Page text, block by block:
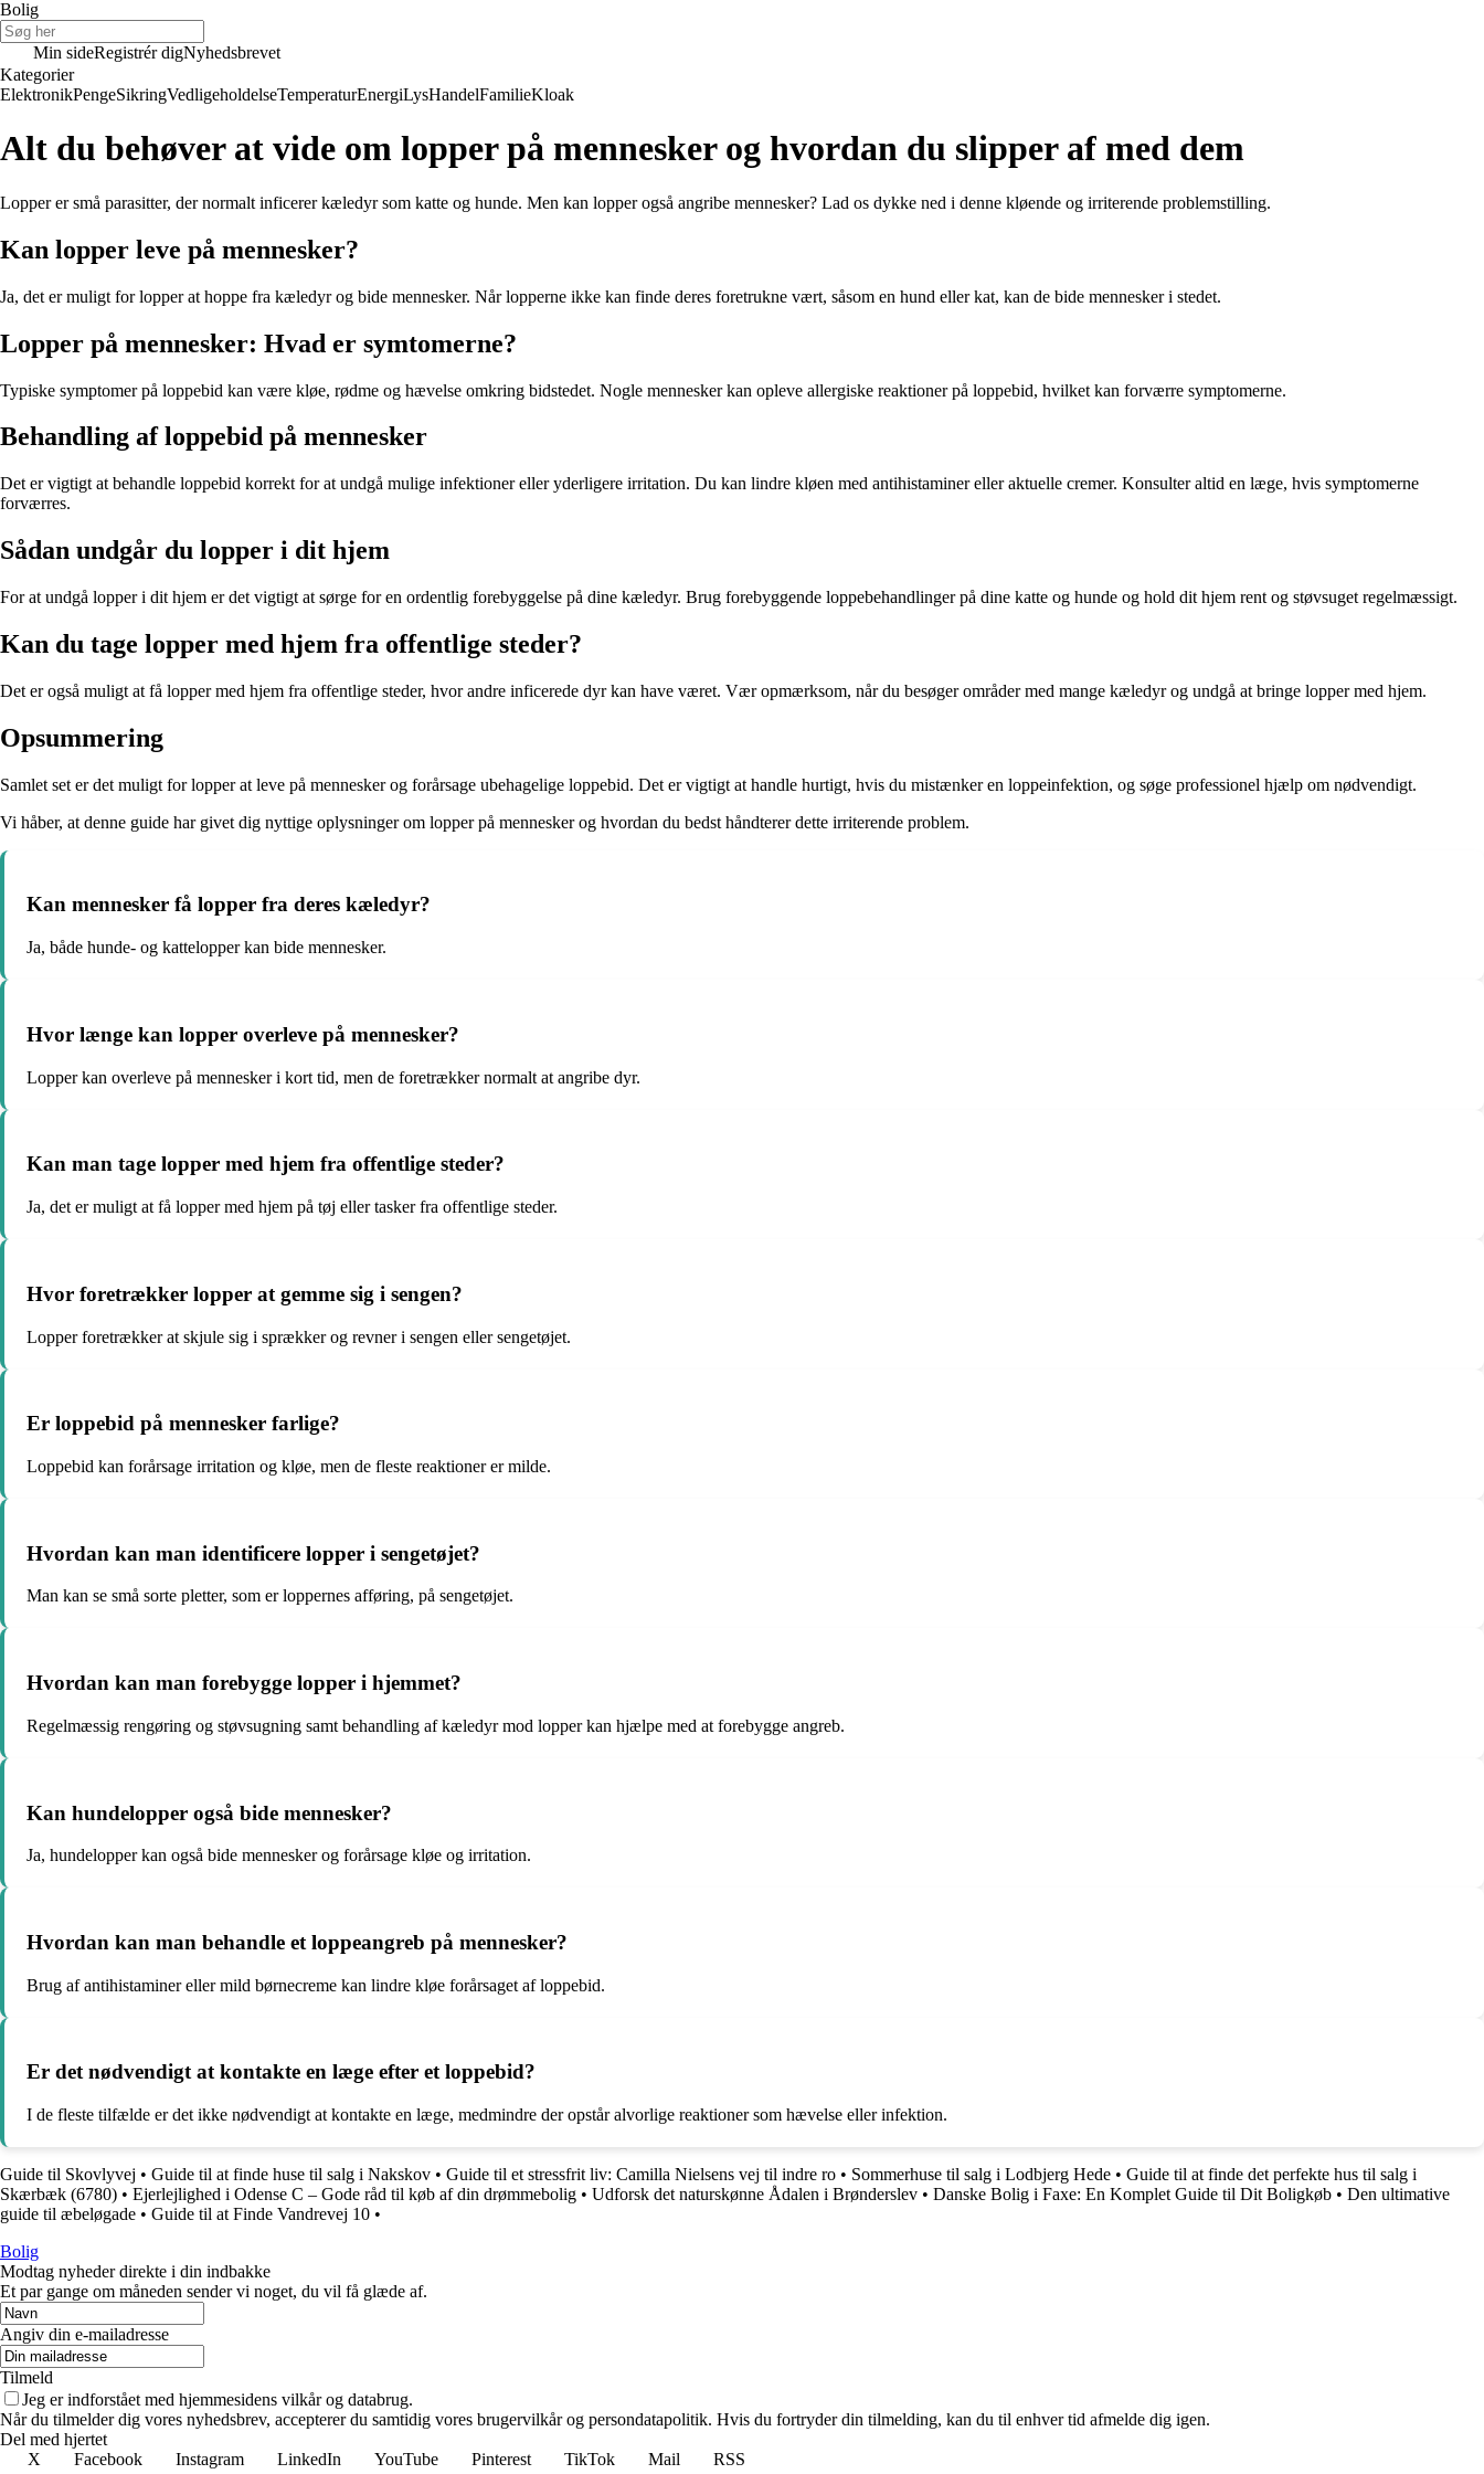
Bolig
Min sideRegistrér digNyhedsbrevet
Kategorier
ElektronikPengeSikringVedligeholdelseTemperaturEnergiLysHandelFamilieKloak
Alt du behøver at vide om lopper på mennesker og hvordan du slipper af med dem
Lopper er små parasitter, der normalt inficerer kæledyr som katte og hunde. Men kan lopper også angribe mennesker? Lad os dykke ned i denne kløende og irriterende problemstilling.
Kan lopper leve på mennesker?
Ja, det er muligt for lopper at hoppe fra kæledyr og bide mennesker. Når lopperne ikke kan finde deres foretrukne vært, såsom en hund eller kat, kan de bide mennesker i stedet.
Lopper på mennesker: Hvad er symtomerne?
Typiske symptomer på loppebid kan være kløe, rødme og hævelse omkring bidstedet. Nogle mennesker kan opleve allergiske reaktioner på loppebid, hvilket kan forværre symptomerne.
Behandling af loppebid på mennesker
Det er vigtigt at behandle loppebid korrekt for at undgå mulige infektioner eller yderligere irritation. Du kan lindre kløen med antihistaminer eller aktuelle cremer. Konsulter altid en læge, hvis symptomerne
forværres.
Sådan undgår du lopper i dit hjem
For at undgå lopper i dit hjem er det vigtigt at sørge for en ordentlig forebyggelse på dine kæledyr. Brug forebyggende loppebehandlinger på dine katte og hunde og hold dit hjem rent og støvsuget regelmæssigt.
Kan du tage lopper med hjem fra offentlige steder?
Det er også muligt at få lopper med hjem fra offentlige steder, hvor andre inficerede dyr kan have været. Vær opmærksom, når du besøger områder med mange kæledyr og undgå at bringe lopper med hjem.
Opsummering
Samlet set er det muligt for lopper at leve på mennesker og forårsage ubehagelige loppebid. Det er vigtigt at handle hurtigt, hvis du mistænker en loppeinfektion, og søge professionel hjælp om nødvendigt.
Vi håber, at denne guide har givet dig nyttige oplysninger om lopper på mennesker og hvordan du bedst håndterer dette irriterende problem.
Kan mennesker få lopper fra deres kæledyr?
Ja, både hunde- og kattelopper kan bide mennesker.
Hvor længe kan lopper overleve på mennesker?
Lopper kan overleve på mennesker i kort tid, men de foretrækker normalt at angribe dyr.
Kan man tage lopper med hjem fra offentlige steder?
Ja, det er muligt at få lopper med hjem på tøj eller tasker fra offentlige steder.
Hvor foretrækker lopper at gemme sig i sengen?
Lopper foretrækker at skjule sig i sprækker og revner i sengen eller sengetøjet.
Er loppebid på mennesker farlige?
Loppebid kan forårsage irritation og kløe, men de fleste reaktioner er milde.
Hvordan kan man identificere lopper i sengetøjet?
Man kan se små sorte pletter, som er loppernes afføring, på sengetøjet.
Hvordan kan man forebygge lopper i hjemmet?
Regelmæssig rengøring og støvsugning samt behandling af kæledyr mod lopper kan hjælpe med at forebygge angreb.
Kan hundelopper også bide mennesker?
Ja, hundelopper kan også bide mennesker og forårsage kløe og irritation.
Hvordan kan man behandle et loppeangreb på mennesker?
Brug af antihistaminer eller mild børnecreme kan lindre kløe forårsaget af loppebid.
Er det nødvendigt at kontakte en læge efter et loppebid?
I de fleste tilfælde er det ikke nødvendigt at kontakte en læge, medmindre der opstår alvorlige reaktioner som hævelse eller infektion.
Guide til Skovlyvej • Guide til at finde huse til salg i Nakskov • Guide til et stressfrit liv: Camilla Nielsens vej til indre ro • Sommerhuse til salg i Lodbjerg Hede • Guide til at finde det perfekte hus til salg i
Skærbæk (6780) • Ejerlejlighed i Odense C – Gode råd til køb af din drømmebolig • Udforsk det naturskønne Ådalen i Brønderslev • Danske Bolig i Faxe: En Komplet Guide til Dit Boligkøb • Den ultimative
guide til æbeløgade • Guide til at Finde Vandrevej 10 •
Bolig
Modtag nyheder direkte i din indbakke
Et par gange om måneden sender vi noget, du vil få glæde af.
Angiv din e-mailadresse
Tilmeld
Jeg er indforstået med hjemmesidens vilkår og databrug.
Når du tilmelder dig vores nyhedsbrev, accepterer du samtidig vores brugervilkår og persondatapolitik. Hvis du fortryder din tilmelding, kan du til enhver tid afmelde dig igen.
Del med hjertet
X
Facebook Instagram LinkedIn YouTube Pinterest TikTok Mail
RSS